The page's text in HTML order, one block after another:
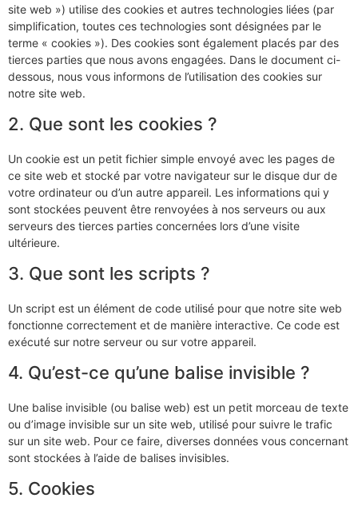
site web ») utilise des cookies et autres technologies liées (par
simplification, toutes ces technologies sont désignées par le
terme « cookies »). Des cookies sont également placés par des
tierces parties que nous avons engagées. Dans le document ci-
dessous, nous vous informons de l’utilisation des cookies sur
notre site web.
2. Que sont les cookies ?
Un cookie est un petit fichier simple envoyé avec les pages de
ce site web et stocké par votre navigateur sur le disque dur de
votre ordinateur ou d’un autre appareil. Les informations qui y
sont stockées peuvent être renvoyées à nos serveurs ou aux
serveurs des tierces parties concernées lors d’une visite
ultérieure.
3. Que sont les scripts ?
Un script est un élément de code utilisé pour que notre site web
fonctionne correctement et de manière interactive. Ce code est
exécuté sur notre serveur ou sur votre appareil.
4. Qu’est-ce qu’une balise invisible ?
Une balise invisible (ou balise web) est un petit morceau de texte
ou d’image invisible sur un site web, utilisé pour suivre le trafic
sur un site web. Pour ce faire, diverses données vous concernant
sont stockées à l’aide de balises invisibles.
5. Cookies